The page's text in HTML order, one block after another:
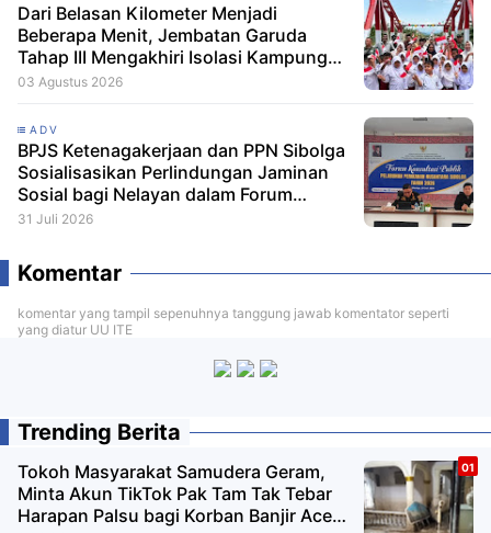
Dari Belasan Kilometer Menjadi
Beberapa Menit, Jembatan Garuda
Tahap III Mengakhiri Isolasi Kampung
Tempel
03 Agustus 2026
ADV
BPJS Ketenagakerjaan dan PPN Sibolga
Sosialisasikan Perlindungan Jaminan
Sosial bagi Nelayan dalam Forum
Konsultasi Publik
31 Juli 2026
Komentar
komentar yang tampil sepenuhnya tanggung jawab komentator seperti
yang diatur UU ITE
Trending Berita
Tokoh Masyarakat Samudera Geram,
Minta Akun TikTok Pak Tam Tak Tebar
Harapan Palsu bagi Korban Banjir Aceh